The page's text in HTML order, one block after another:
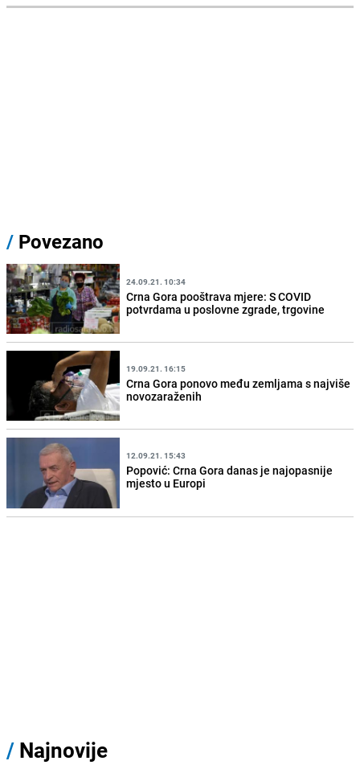
/ Povezano
24.09.21. 10:34
Crna Gora pooštrava mjere: S COVID
potvrdama u poslovne zgrade, trgovine
19.09.21. 16:15
Crna Gora ponovo među zemljama s najviše
novozaraženih
12.09.21. 15:43
Popović: Crna Gora danas je najopasnije
mjesto u Europi
/ Najnovije